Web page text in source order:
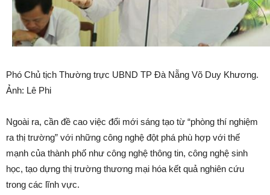
Phó Chủ tịch Thường trực UBND TP Đà Nẵng Võ Duy Khương.
Ảnh: Lê Phi
Ngoài ra, cần đề cao việc đổi mới sáng tạo từ “phòng thí nghiệm
ra thị trường” với những công nghệ đột phá phù hợp với thế
mạnh của thành phố như công nghệ thông tin, công nghệ sinh
học, tạo dựng thị trường thương mại hóa kết quả nghiên cứu
trong các lĩnh vực.